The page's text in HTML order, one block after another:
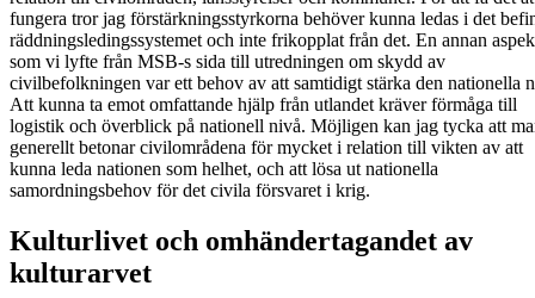
fungera tror jag förstärkningsstyrkorna behöver kunna ledas i det
räddningsledingssystemet och inte frikopplat från det. En annan
som vi lyfte från MSB-s sida till utredningen om skydd av
civilbefolkningen var ett behov av att samtidigt stärka den nationella
Att kunna ta emot omfattande hjälp från utlandet kräver förmåga till
logistik och överblick på nationell nivå. Möjligen kan jag tycka att
generellt betonar civilområdena för mycket i relation till vikten av att
kunna leda nationen som helhet, och att lösa ut nationella
samordningsbehov för det civila försvaret i krig.
Kulturlivet och omhändertagandet av
kulturarvet